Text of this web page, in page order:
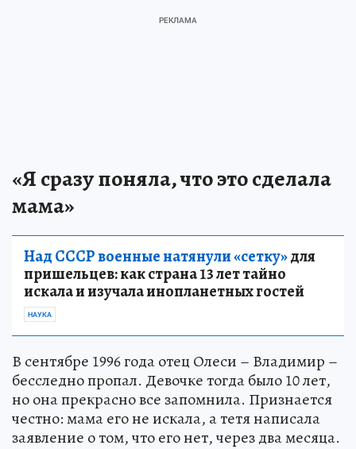
«Я сразу поняла, что это сделала
мама»
Над СССР военные натянули «сетку»для
пришельцев: как страна 13 лет тайно
искала и изучала инопланетных гостей
НАУКА
В сентябре 1996 года отец Олеси – Владимир –
бесследно пропал. Девочке тогда было 10 лет,
но она прекрасно все запомнила. Признается
честно: мама его не искала, а тетя написала
заявление о том, что его нет, через два месяца.